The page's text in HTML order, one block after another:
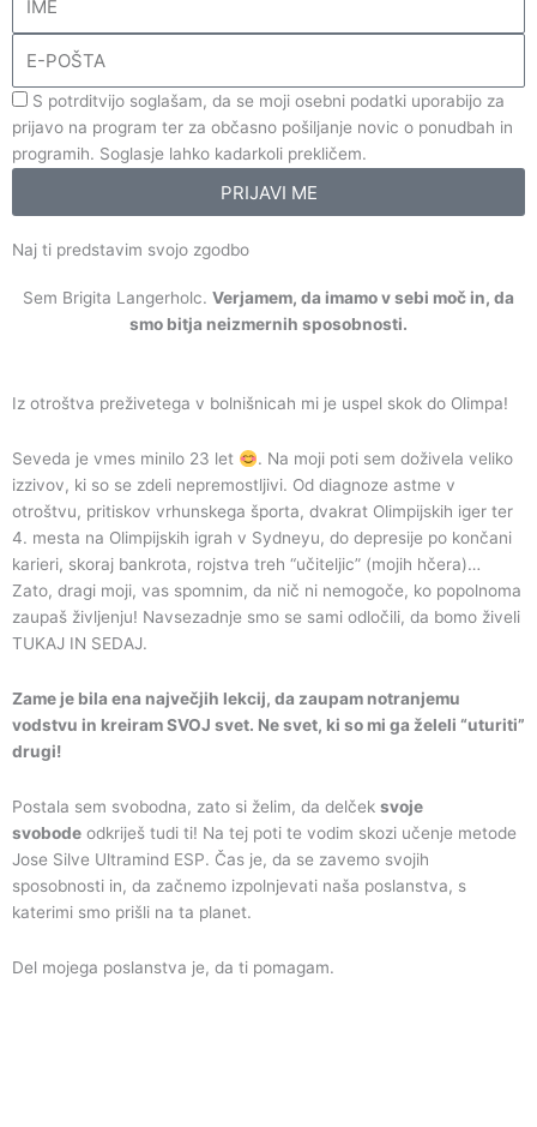
GDPRS potrditvijo soglašam, da se moji osebni podatki uporabijo za
prijavo na program ter za občasno pošiljanje novic o ponudbah in
programih. Soglasje lahko kadarkoli prekličem.
PRIJAVI ME
Naj ti predstavim svojo zgodbo
Sem Brigita Langerholc. Verjamem, da imamo v sebi moč in, da
smo bitja neizmernih sposobnosti.
Iz otroštva preživetega v bolnišnicah mi je uspel skok do Olimpa!
Seveda je vmes minilo 23 let
. Na moji poti sem doživela veliko
izzivov, ki so se zdeli nepremostljivi. Od diagnoze astme v
otroštvu, pritiskov vrhunskega športa, dvakrat Olimpijskih iger ter
4. mesta na Olimpijskih igrah v Sydneyu, do depresije po končani
karieri, skoraj bankrota, rojstva treh “učiteljic” (mojih hčera)…
Zato, dragi moji, vas spomnim, da nič ni nemogoče, ko popolnoma
zaupaš življenju! Navsezadnje smo se sami odločili, da bomo živeli
TUKAJ IN SEDAJ.
Zame je bila ena največjih lekcij, da zaupam notranjemu
vodstvu in kreiram SVOJ svet. Ne svet, ki so mi ga želeli “uturiti”
drugi!
Postala sem svobodna, zato si želim, da delček svoje
svobode odkriješ tudi ti! Na tej poti te vodim skozi učenje metode
Jose Silve Ultramind ESP. Čas je, da se zavemo svojih
sposobnosti in, da začnemo izpolnjevati naša poslanstva, s
katerimi smo prišli na ta planet.
Del mojega poslanstva je, da ti pomagam.